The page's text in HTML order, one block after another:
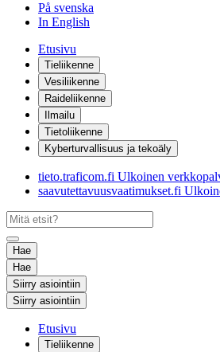
På svenska
In English
Etusivu
Tieliikenne
Vesiliikenne
Raideliikenne
Ilmailu
Tietoliikenne
Kyberturvallisuus ja tekoäly
tieto.traficom.fi Ulkoinen
saavutettavuusvaatimukset.fi
Hae
Hae
Siirry asiointiin
Siirry asiointiin
Etusivu
Tieliikenne